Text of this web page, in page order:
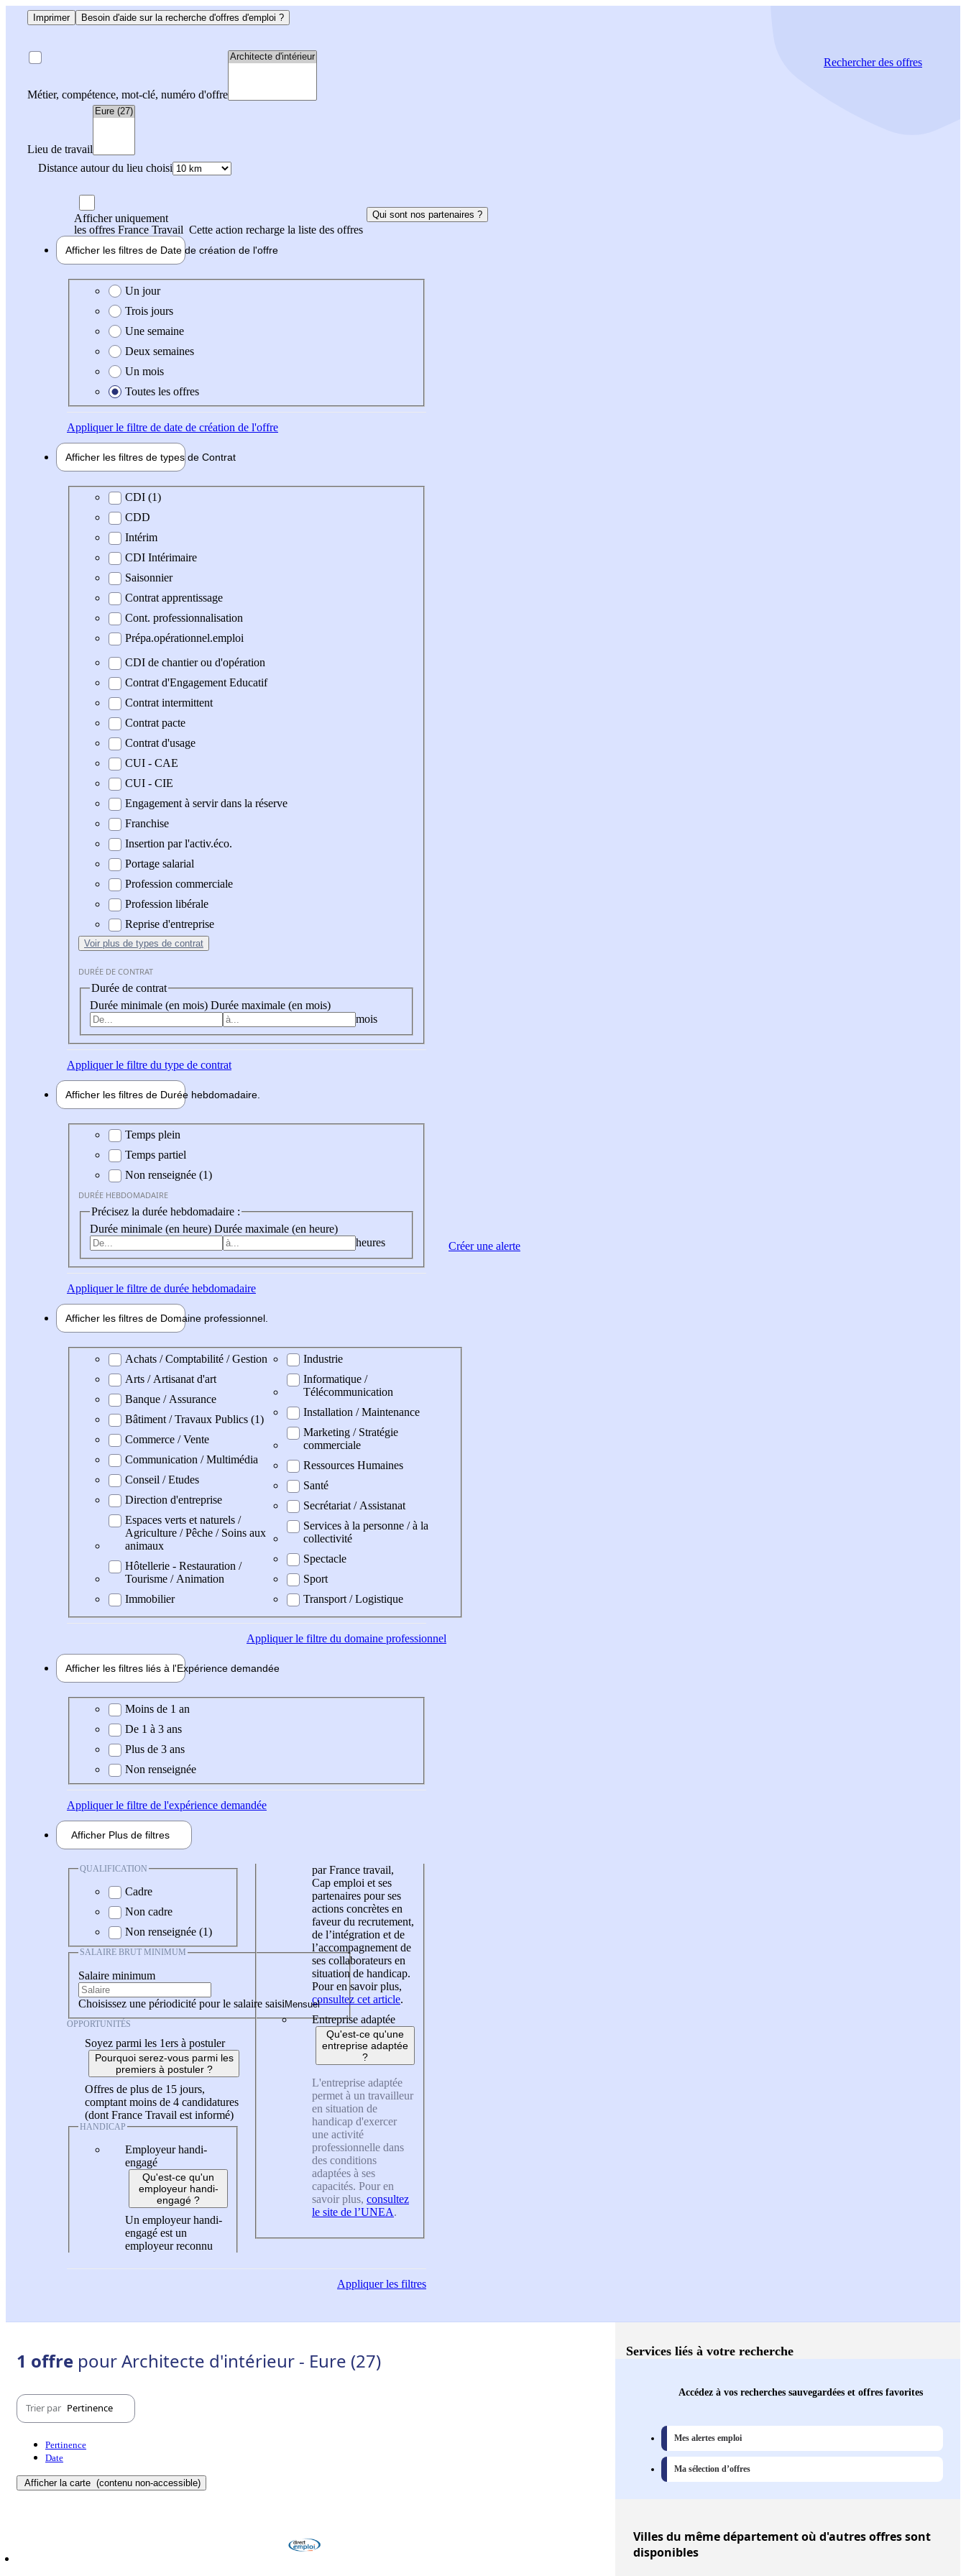
Imprimer Besoin d'aide sur la recherche d'offres d'emploi ?
Métier, compétence, mot-clé, numéro d'offre
Lieu de travail
Distance autour du lieu choisi
Rechercherdes offres
Afficher uniquement
les offres France Travail Cette action recharge la liste des offres
Qui sont nos partenaires ?
Afficher les filtres de Date de création de l'offre
Date de création de l'offre
Un jour
Trois jours
Une semaine
Deux semaines
Un mois
Toutes les offres
Appliquerle filtre de date de création de l'offre
Afficher les filtres de types de Contrat
Type de contrat
CDI (1)
CDD
Intérim
CDI Intérimaire
Saisonnier
Contrat apprentissage
Cont. professionnalisation
Prépa.opérationnel.emploi
CDI de chantier ou d'opération
Contrat d'Engagement Educatif
Contrat intermittent
Contrat pacte
Contrat d'usage
CUI - CAE
CUI - CIE
Engagement à servir dans la réserve
Franchise
Insertion par l'activ.éco.
Portage salarial
Profession commerciale
Profession libérale
Reprise d'entreprise
Voir plus de types de contrat
DURÉE DE CONTRAT
Durée de contrat
Durée minimale (en mois) Durée maximale (en mois)
mois
Appliquerle filtre du type de contrat
Afficher les filtres de Durée hebdomadaire
Durée hebdomadaire
Temps plein
Temps partiel
Non renseignée (1)
DURÉE HEBDOMADAIRE
Précisez la durée hebdomadaire :
Durée minimale (en heure) Durée maximale (en heure)
heures
Appliquerle filtre de durée hebdomadaire
Afficher les filtres de Domaine professionnel
Domaine professionel
Achats / Comptabilité / Gestion
Arts / Artisanat d'art
Banque / Assurance
Bâtiment / Travaux Publics (1)
Commerce / Vente
Communication / Multimédia
Conseil / Etudes
Direction d'entreprise
Espaces verts et naturels /
Agriculture / Pêche / Soins aux
animaux
Hôtellerie - Restauration /
Tourisme / Animation
Immobilier
Industrie
Informatique /
Télécommunication
Installation / Maintenance
Marketing / Stratégie
commerciale
Ressources Humaines
Santé
Secrétariat / Assistanat
Services à la personne / à la
collectivité
Spectacle
Sport
Transport / Logistique
Appliquerle filtre du domaine professionnel
Afficher les filtres liés à l'Expérience demandée
Expérience demandée
Moins de 1 an
De 1 à 3 ans
Plus de 3 ans
Non renseignée
Appliquerle filtre de l'expérience demandée
Afficher Plus de filtres
QUALIFICATION
Cadre
Non cadre
Non renseignée (1)
SALAIRE BRUT MINIMUM
Salaire minimum
Choisissez une périodicité pour le salaire saisi
OPPORTUNITÉS
Soyez parmi les 1ers à postuler
Pourquoi serez-vous parmi les
premiers à postuler ?
Offres de plus de 15 jours,
comptant moins de 4 candidatures
(dont France Travail est informé)
HANDICAP
Employeur handi-
engagé
Qu'est-ce qu'un
employeur handi-
engagé ?
Un employeur handi-
engagé est un
employeur reconnu
par France travail,
Cap emploi et ses
partenaires pour ses
actions concrètes en
faveur du recrutement,
de l’intégration et de
l’accompagnement de
ses collaborateurs en
situation de handicap.
Pour en savoir plus,
consultez cet article.
Entreprise adaptée
Qu'est-ce qu'une
entreprise adaptée
?
L'entreprise adaptée
permet à un travailleur
en situation de
handicap d'exercer
une activité
professionnelle dans
des conditions
adaptées à ses
capacités. Pour en
savoir plus, consultez
le site de l’UNEA.
Appliquerles filtres
Créer une alerte
1 offre pour Architecte d'intérieur - Eure (27)
Trier par Pertinence
Pertinence
Date
Afficher la carte (contenu non-accessible)
Services liés à votre recherche
Accédez à vos recherches sauvegardées et offres favorites
Mes alertes emploi
Ma sélection d’offres
Villesdu même département où d'autres offres sont
disponibles